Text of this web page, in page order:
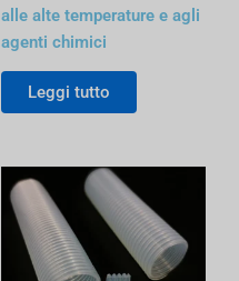
alle alte temperature e agli
agenti chimici
Leggi tutto